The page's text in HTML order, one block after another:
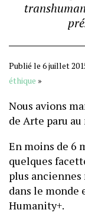
Publié le 6 juillet
éthique »
Nous avions
de Arte paru
En moins de 6
quelques
plus
dans le monde
Humanity+.